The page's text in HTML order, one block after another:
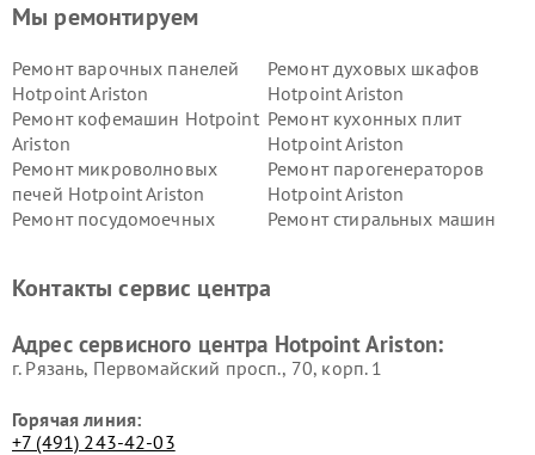
Мы ремонтируем
Ремонт варочных панелей
Hotpoint Ariston
Ремонт духовых шкафов
Hotpoint Ariston
Ремонт кофемашин Hotpoint
Ariston
Ремонт кухонных плит
Hotpoint Ariston
Ремонт микроволновых
печей Hotpoint Ariston
Ремонт парогенераторов
Hotpoint Ariston
Ремонт посудомоечных
Ремонт стиральных машин
Hotpoint Ariston
Hotpoint Ariston
Ariston
Hotpoint Ariston
Контакты сервис центра
Адрес сервисного центра Hotpoint Ariston:
г. Рязань, Первомайский просп., 70, корп. 1
Горячая линия:
+7 (491) 243-42-03